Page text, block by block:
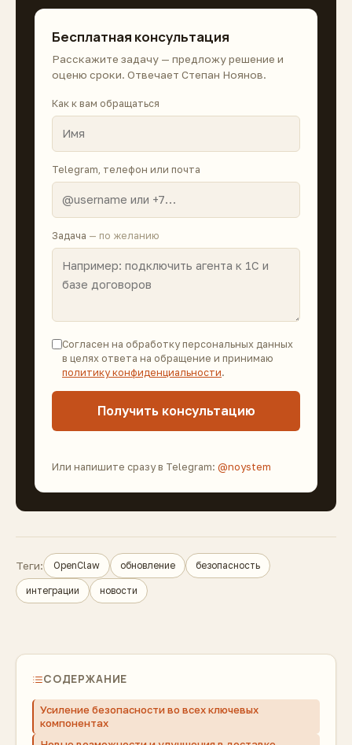
Бесплатная консультация
Расскажите задачу — предложу решение и
оценю сроки. Отвечает Степан Ноянов.
Как к вам обращаться
Telegram, телефон или почта
Задача — по желанию
Согласен на обработку персональных данных
в целях ответа на обращение и принимаю
политику конфиденциальности.
Получить консультацию
Или напишите сразу в Telegram: @noystem
Теги: OpenClaw обновление безопасность
интеграции новости
СОДЕРЖАНИЕ
Усиление безопасности во всех ключевых
компонентах